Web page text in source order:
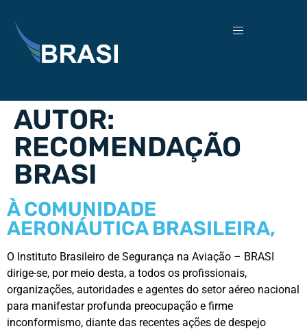
AUTOR:
RECOMENDAÇÃO
BRASI
À COMUNIDADE
AERONÁUTICA BRASILEIRA,
O Instituto Brasileiro de Segurança na Aviação – BRASI
dirige-se, por meio desta, a todos os profissionais,
organizações, autoridades e agentes do setor aéreo nacional
para manifestar profunda preocupação e firme
inconformismo, diante das recentes ações de despejo